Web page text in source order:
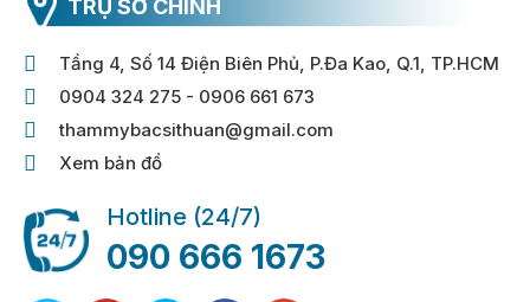
TRỤ SỞ CHÍNH
Tầng 4, Số 14 Điện Biên Phủ, P.Đa Kao, Q.1, TP.HCM
0904 324 275 - 0906 661 673
thammybacsithuan@gmail.com
Xem bản đồ
Hotline (24/7)
090 666 1673